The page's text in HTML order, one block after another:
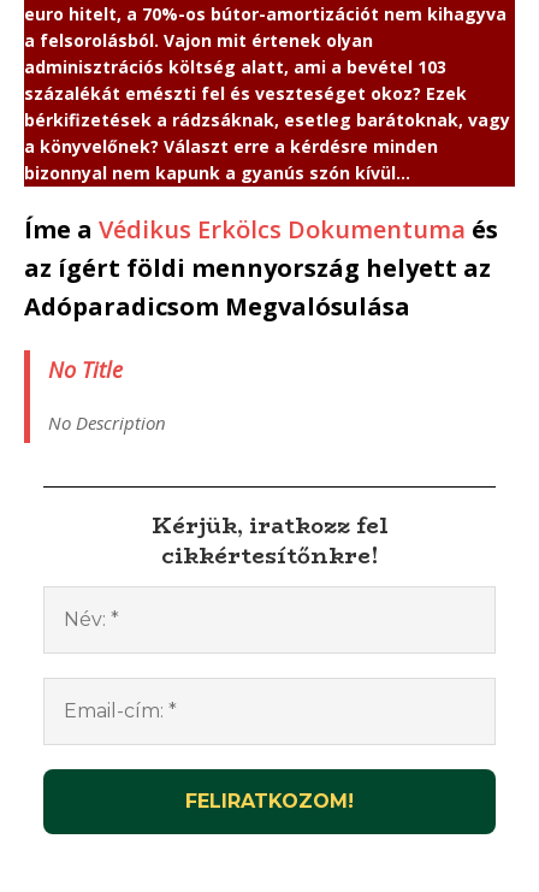
euro hitelt, a 70%-os bútor-amortizációt nem kihagyva
a felsorolásból. Vajon mit értenek olyan
adminisztrációs költség alatt, ami a bevétel 103
százalékát emészti fel és veszteséget okoz? Ezek
bérkifizetések a rádzsáknak, esetleg barátoknak, vagy
a könyvelőnek? Választ erre a kérdésre minden
bizonnyal nem kapunk a gyanús szón kívül…
Íme a Védikus Erkölcs Dokumentuma és
az ígért földi mennyország helyett az
Adóparadicsom Megvalósulása
No Title
No Description
Kérjük, iratkozz fel
cikkértesítőnkre!